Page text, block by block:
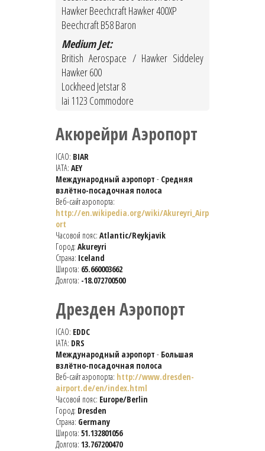
Hawker Beechcraft Hawker 400XP
Beechcraft B58 Baron
Medium Jet:
British Aerospace / Hawker Siddeley
Hawker 600
Lockheed Jetstar 8
Iai 1123 Commodore
Акюрейри Аэропорт
ICAO: BIAR
IATA: AEY
Международный аэропорт - Средняя
взлётно-посадочная полоса
Веб-сайт аэропорта:
http://en.wikipedia.org/wiki/Akureyri_Airp
ort
Часовой пояс: Atlantic/Reykjavik
Город: Akureyri
Страна: Iceland
Широта: 65.660003662
Долгота: -18.072700500
Дрезден Аэропорт
ICAO: EDDC
IATA: DRS
Международный аэропорт - Большая
взлётно-посадочная полоса
Веб-сайт аэропорта: http://www.dresden-
airport.de/en/index.html
Часовой пояс: Europe/Berlin
Город: Dresden
Страна: Germany
Широта: 51.132801056
Долгота: 13.767200470